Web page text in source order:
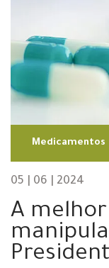
Medicamentos
05 | 06 | 2024
A